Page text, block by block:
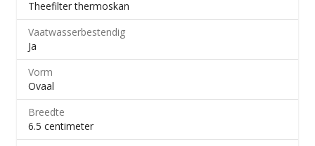
Theefilter thermoskan
Vaatwasserbestendig
Ja
Vorm
Ovaal
Breedte
6.5 centimeter